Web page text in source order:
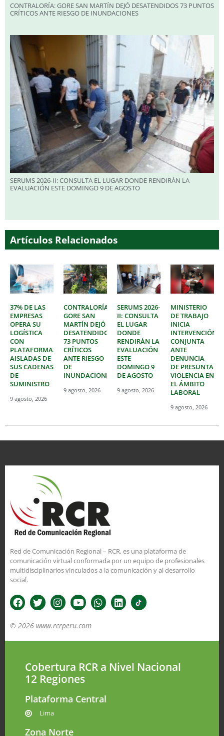
CONTRALORÍA: GORE SAN MARTÍN DEJÓ DESATENDIDOS 73 PUNTOS
CRÍTICOS ANTE RIESGO DE INUNDACIONES
SERUMS 2026-II: CONSULTA EL LUGAR DONDE RENDIRÁN LA
EVALUACIÓN ESTE DOMINGO 9 DE AGOSTO
Artículos Relacionados
37% DE LAS
EMPRESAS
OPERA SU
LOGÍSTICA
CON
PLATAFORMAS
AISLADAS DE
SUS CADENAS
DE
SUMINISTRO
9 agosto, 2026
CONTRALORÍA:
GORE SAN
MARTÍN DEJÓ
DESATENDIDOS
73 PUNTOS
CRÍTICOS
ANTE RIESGO
DE
INUNDACIONES
9 agosto, 2026
SERUMS 2026-
II: CONSULTA
EL LUGAR
DONDE
RENDIRÁN LA
EVALUACIÓN
ESTE
DOMINGO 9
DE AGOSTO
9 agosto, 2026
MINISTERIO
DE TRABAJO
INICIA
INTERVENCIÓN
CONJUNTA
ANTE
DENUNCIA
DE PRESUNTA
VIOLENCIA EN
EL ÁMBITO
LABORAL
9 agosto, 2026
Red de Comunicación Regional – RCR, es una plataforma de
comunicación virtual conformada por un equipo de profesionales
multidisciplinarios vinculados a la comunicación y al desarrollo
social.
© 2026 www.rcrperu.com
Cobertura RCR a Nivel Nacional
12 Regiones
Plataforma Central
Lima
Zona Norte